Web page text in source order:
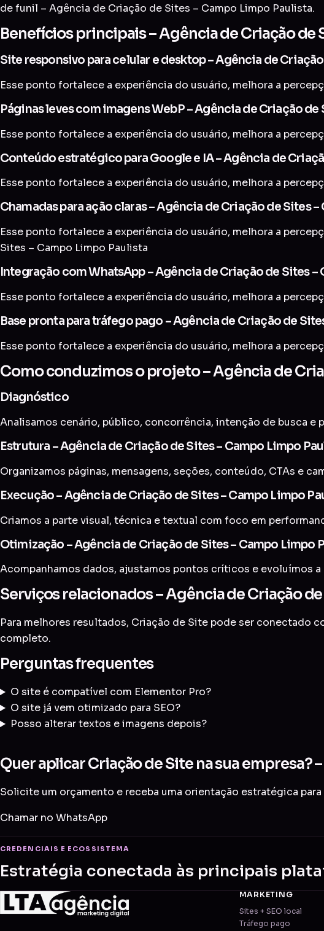
de funil – Agência de Criação de Sites – Campo Limpo Paulista.
Benefícios principais – Agência de Criação de
Site responsivo para celular e desktop – Agência de
Esse ponto fortalece a experiência do usuário, melhora a
Páginas leves com imagens WebP – Agência de Criação
Esse ponto fortalece a experiência do usuário, melhora a
Conteúdo estratégico para Google e IA – Agência de
Esse ponto fortalece a experiência do usuário, melhora a
Chamadas para ação claras – Agência de Criação de Sites
Esse ponto fortalece a experiência do usuário, melhora a
Sites – Campo Limpo Paulista
Integração com WhatsApp – Agência de Criação de Sites –
Esse ponto fortalece a experiência do usuário, melhora a
Base pronta para tráfego pago – Agência de Criação de
Esse ponto fortalece a experiência do usuário, melhora a
Como conduzimos o projeto – Agência de
Diagnóstico
Analisamos cenário, público, concorrência, intenção de busca
Estrutura – Agência de Criação de Sites – Campo Limpo
Organizamos páginas, mensagens, seções, conteúdo, CTAs e
Execução – Agência de Criação de Sites – Campo Limpo
Criamos a parte visual, técnica e textual com foco em
Otimização – Agência de Criação de Sites – Campo Limpo
Acompanhamos dados, ajustamos pontos críticos e evoluímos
Serviços relacionados – Agência de Criação
Para melhores resultados, Criação de Site pode ser conectado
completo.
Perguntas frequentes
O site é compatível com Elementor Pro?
O site já vem otimizado para SEO?
Posso alterar textos e imagens depois?
Quer aplicar Criação de Site na sua empresa?
Solicite um orçamento e receba uma orientação estratégica
Chamar no WhatsApp
CREDENCIAIS E ECOSSISTEMA
Estratégia conectada às principais
MARKETING
Sites + SEO local
Tráfego pago